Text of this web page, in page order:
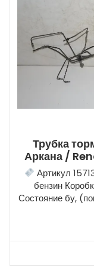
Трубка
Аркана /
Артикул
бензин
Состояние бу,